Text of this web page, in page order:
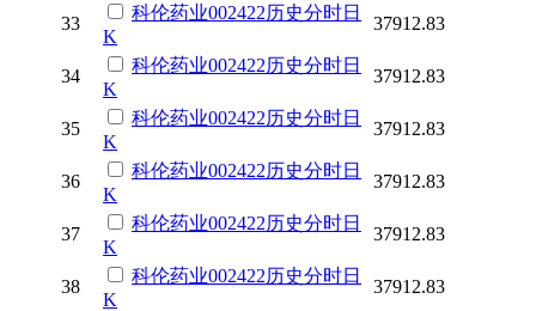
33
科伦药业002422历史分时日
K
37912.83
34
科伦药业002422历史分时日
K
37912.83
35
科伦药业002422历史分时日
K
37912.83
36
科伦药业002422历史分时日
K
37912.83
37
科伦药业002422历史分时日
K
37912.83
38
科伦药业002422历史分时日
K
37912.83